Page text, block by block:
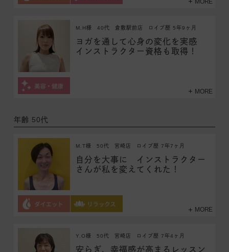
M.H様 40代 倉敷駅前店 ロイブ歴 5年9ヶ月
ヨガを通して心身の変化を実感
インストラクター資格も取得！
MORE
年齢 50代
M.T様 50代 宮崎店 ロイブ歴 7年7ヶ月
自分を大事に インストラクター
さんが私を変えてくれた！
MORE
Y.O様 50代 宮崎店 ロイブ歴 7年4ヶ月
安らぎ、幸福感が高まるレッスン